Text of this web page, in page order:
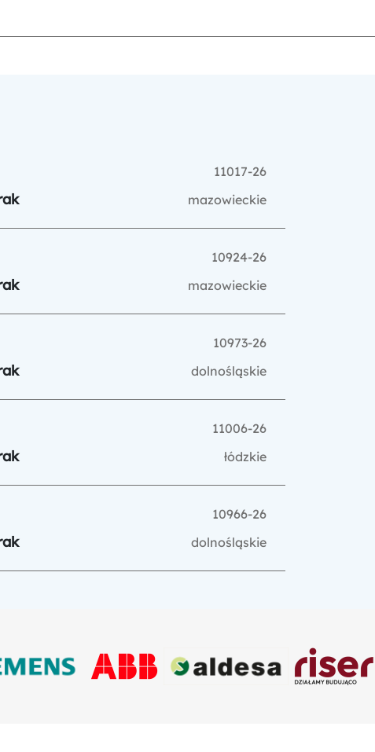
11017-26
mazowieckie
10924-26
mazowieckie
10973-26
dolnośląskie
11006-26
łódzkie
10966-26
dolnośląskie